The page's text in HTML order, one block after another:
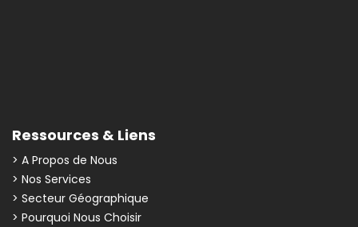
Ressources & Liens
> A Propos de Nous
> Nos Services
> Secteur Géographique
> Pourquoi Nous Choisir